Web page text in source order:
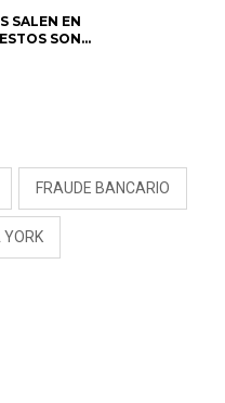
SALEN EN
SON
ESPERADOS
FRAUDE BANCARIO
YORK